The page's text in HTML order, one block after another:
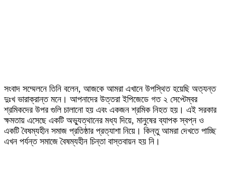
সংবাদ সম্মেলনে তিনি বলেন, আজকে আমরা এখানে উপস্থিত হয়েছি অত্যন্ত
দুঃখ ভারাক্রান্ত মনে। আপনাদের উত্তরা ইপিজেডে গত ২ সেপ্টেম্বর
শ্রমিকদের উপর গুলি চালানো হয় এবং একজন শ্রমিক নিহত হয়। এই সরকার
ক্ষমতায় এসেছে একটি অভ্যুত্থানের মধ্য দিয়ে, মানুষের ব্যাপক স্বপ্ন ও
একটি বৈষম্যহীন সমাজ প্রতিষ্ঠার প্রত্যাশা নিয়ে। কিন্তু আমরা দেখতে পাচ্ছি
এখন পর্যন্ত সমাজে বৈষম্যহীন চিন্তা বাস্তবায়ন হয় নি।